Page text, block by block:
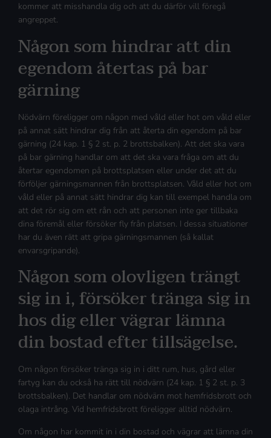
kommer att misshandla dig och att du därför vill föregå
angreppet.
Någon som hindrar att din
egendom återtas på bar
gärning
Nödvärn föreligger om någon med våld eller hot om våld eller
på annat sätt hindrar dig från att återta din egendom på bar
gärning (24 kap. 1 § 2 st. p. 2 brottsbalken). Att det ska vara
på bar gärning handlar om att det ska vara fråga om att du
återtar egendomen på brottsplatsen eller under det att du
förföljer gärningsmannen från brottsplatsen. Våld eller hot om
våld eller på annat sätt hindrar dig kan till exempel handla om
att det rör sig om ett rån och att personen inte ger tillbaka
dina föremål eller försöker fly från platsen. I dessa situationer
har du även rätt att gripa gärningsmannen (så kallat
envarsgripande).
Någon som olovligen trängt
sig in i, försöker tränga sig in
hos dig eller vägrar lämna
din bostad efter tillsägelse.
Om någon försöker tränga sig in i ditt rum, hus, gård eller
fartyg kan du också ha rätt till nödvärn (24 kap. 1 § 2 st. p. 3
brottsbalken). Det handlar om nödvärn mot hemfridsbrott och
olaga intrång. Vid hemfridsbrott föreligger alltid nödvärn.
Om någon har kommit in i din bostad och vägrar att lämna din